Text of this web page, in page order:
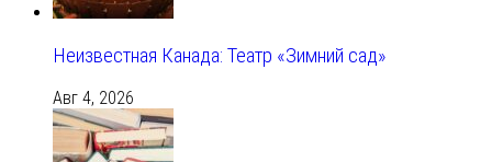
Неизвестная Канада: Театр «Зимний сад»
Авг 4, 2026